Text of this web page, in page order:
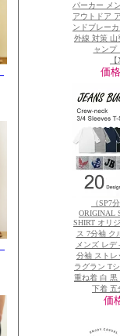
パーカー メ
アウトドア
ンドブレー
外線 対策 山
ャンプ
価格
（SP7
ORIGINAL
SHIRT オリ
ス 7分袖 ク
メンズ レ
分袖 ストレ
ラグラン T
重ね着 白 黒
下着 五
価